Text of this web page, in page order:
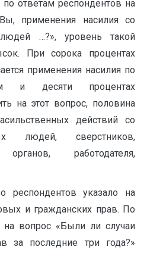
по ответам респондентов на
применения насилия со
…?», уровень такой
При сорока процентах
применения насилия по
и десяти процентах
на этот вопрос, половина
действий со
людей, сверстников,
органов, работодателя,
респондентов указало на
и гражданских прав. По
на вопрос «Были ли случаи
за последние три года?»